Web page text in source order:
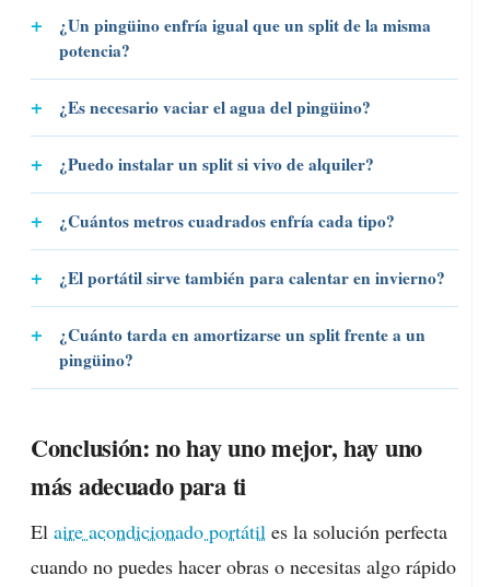
¿Un pingüino enfría igual que un split de la misma
potencia?
¿Es necesario vaciar el agua del pingüino?
¿Puedo instalar un split si vivo de alquiler?
¿Cuántos metros cuadrados enfría cada tipo?
¿El portátil sirve también para calentar en invierno?
¿Cuánto tarda en amortizarse un split frente a un
pingüino?
Conclusión: no hay uno mejor, hay uno
más adecuado para ti
El aire acondicionado portátil es la solución perfecta
cuando no puedes hacer obras o necesitas algo rápido